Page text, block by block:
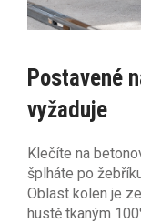
Postavené
vyžaduje
Klečíte na
šplháte po
Oblast kolen je
hustě tkaným